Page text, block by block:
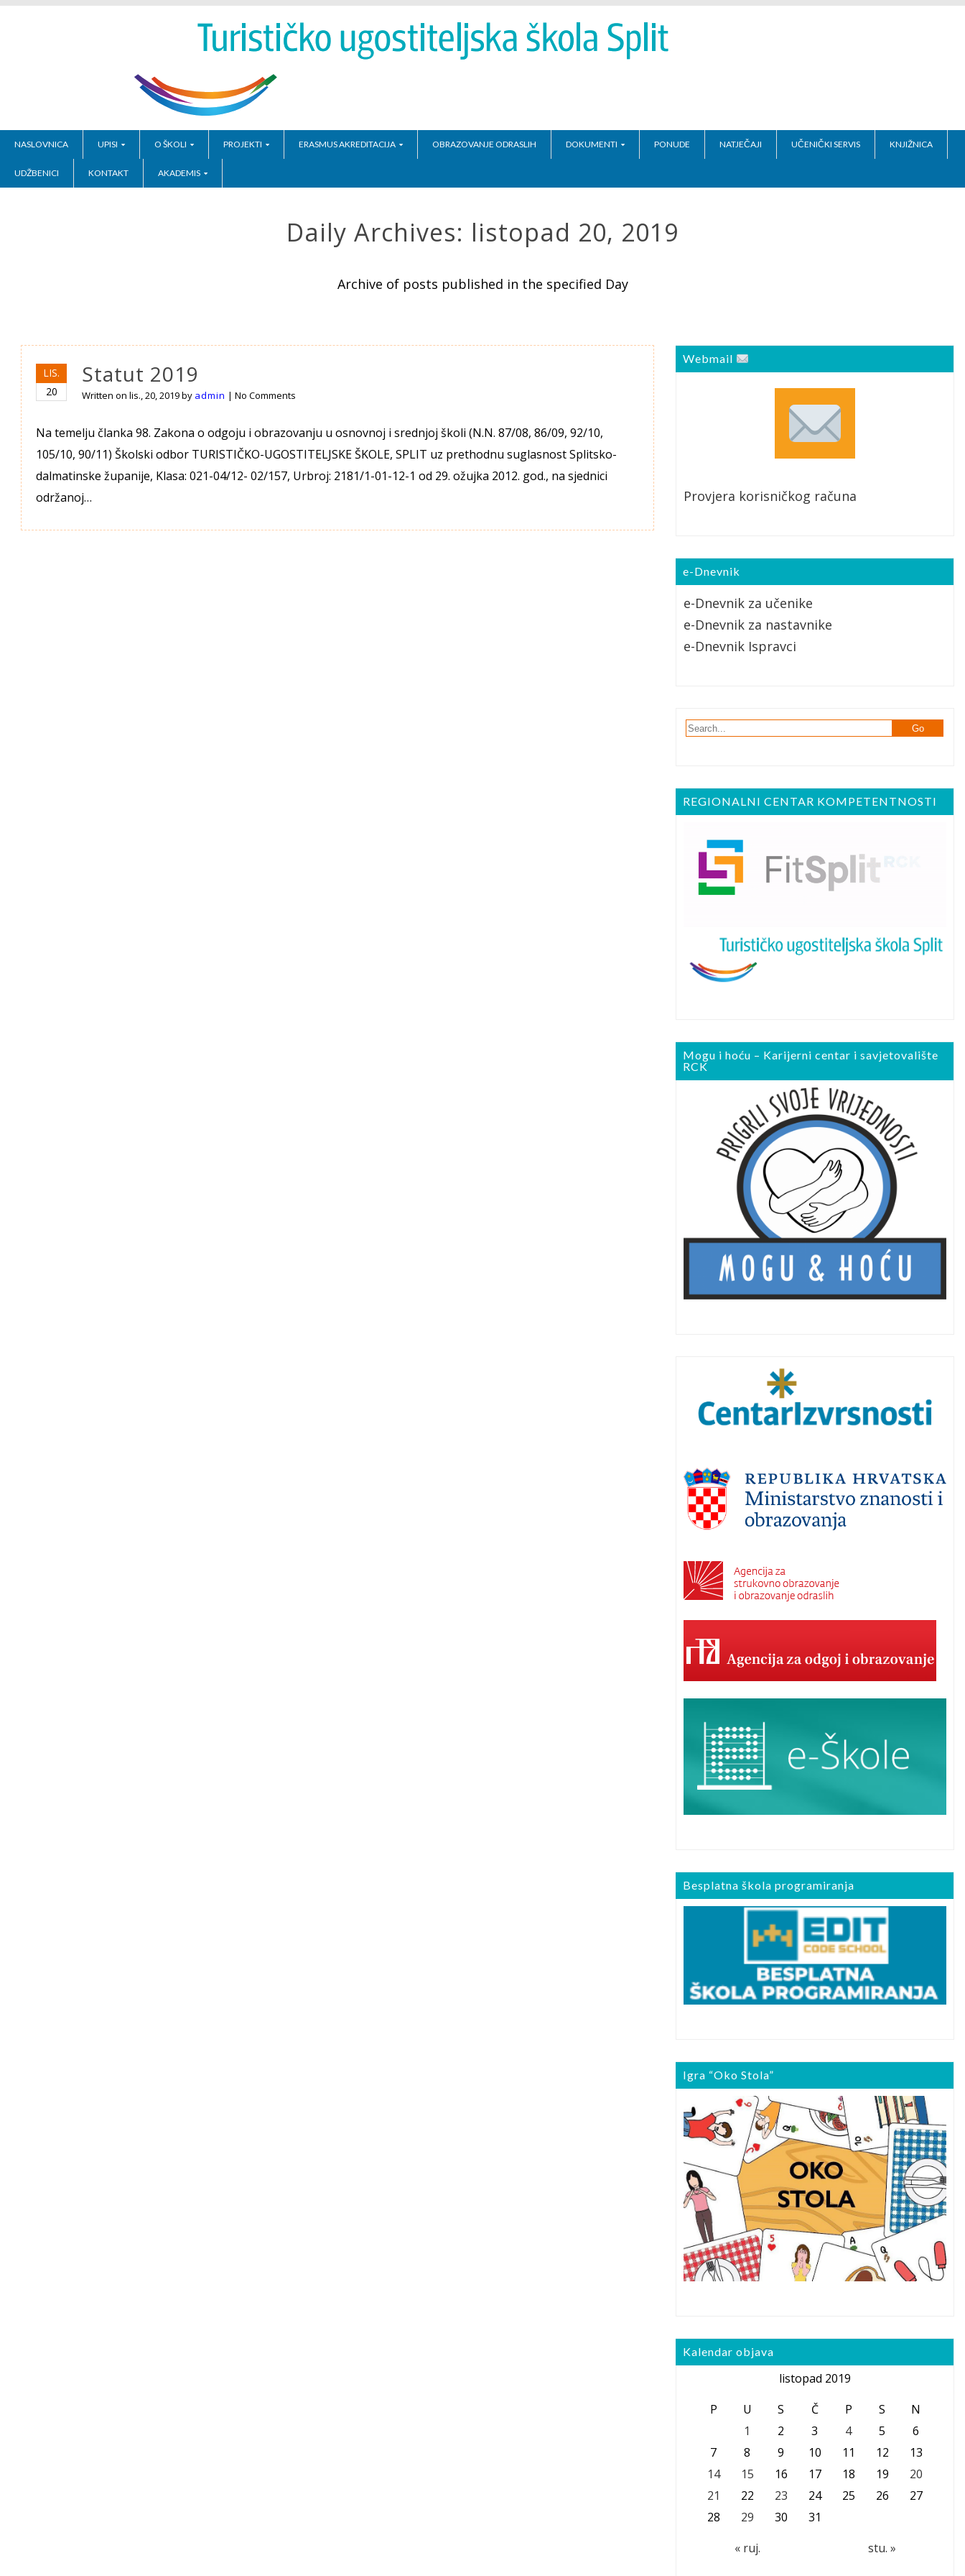
NASLOVNICA UPISI O ŠKOLI PROJEKTI ERASMUS AKREDITACIJA OBRAZOVANJE ODRASLIH DOKUMENTI PONUDE NATJEČAJI UČENIČKI SERVIS KNJIŽNICA
UDŽBENICI KONTAKT AKADEMIS
Daily Archives: listopad 20, 2019
Archive of posts published in the specified Day
LIS.
20
Statut 2019
Written onlis., 20, 2019by admin |No Comments
Na temelju članka 98. Zakona o odgoju i obrazovanju u osnovnoj i srednjoj školi (N.N. 87/08, 86/09, 92/10,
105/10, 90/11) Školski odbor TURISTIČKO-UGOSTITELJSKE ŠKOLE, SPLIT uz prethodnu suglasnost Splitsko-
dalmatinske županije, Klasa: 021-04/12- 02/157, Urbroj: 2181/1-01-12-1 od 29. ožujka 2012. god., na sjednici
održanoj…
Webmail
Provjera korisničkog računa
e-Dnevnik
e-Dnevnik za učenike
e-Dnevnik za nastavnike
e-Dnevnik Ispravci
REGIONALNI CENTAR KOMPETENTNOSTI
Mogu i hoću – Karijerni centar i savjetovalište
RCK
Besplatna škola programiranja
Igra “Oko Stola”
Kalendar objava
listopad 2019
P
U S Č P S N
« ruj. stu. »
1 2 3 4 5
6
7
8 9 10 11 12
13
14
15 16 17 18 19
20
21
22 23 24 25 26
27
28
29 30 31